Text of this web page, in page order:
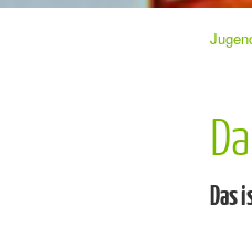
Sie
befinden
Das